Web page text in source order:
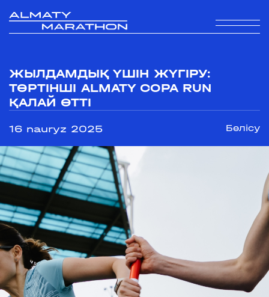
ЖЫЛДАМДЫҚ ҮШІН ЖҮГІРУ:
ТӨРТІНШІ ALMATY COPA RUN
ҚАЛАЙ ӨТТІ
16 nauryz 2025 Бөлісу